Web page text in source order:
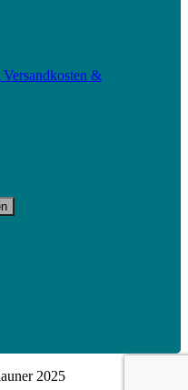
&
2025